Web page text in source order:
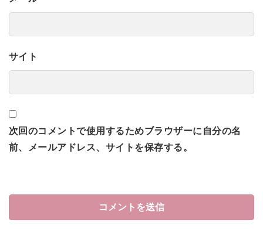
サイト
次回のコメントで使用するためブラウザーに自分の名
前、メールアドレス、サイトを保存する。